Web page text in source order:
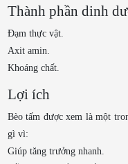
Thành phần dinh
Đạm thực vật.
Axit amin.
Khoáng chất.
Lợi ích
Bèo tấm được xem là một
gì vì:
Giúp tăng trưởng nhanh.